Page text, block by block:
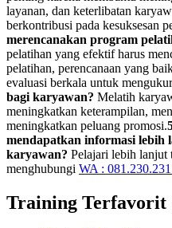
layanan, dan keterlibatan
berkontribusi pada kesuksesan
merencanakan program
pelatihan yang efektif harus
pelatihan, perencanaan yang
evaluasi berkala untuk
bagi karyawan? Melatih
meningkatkan keterampilan,
meningkatkan peluang promosi.
mendapatkan informasi lebih
karyawan? Pelajari lebih lanjut
menghubungi WA :
Training Terfavorit